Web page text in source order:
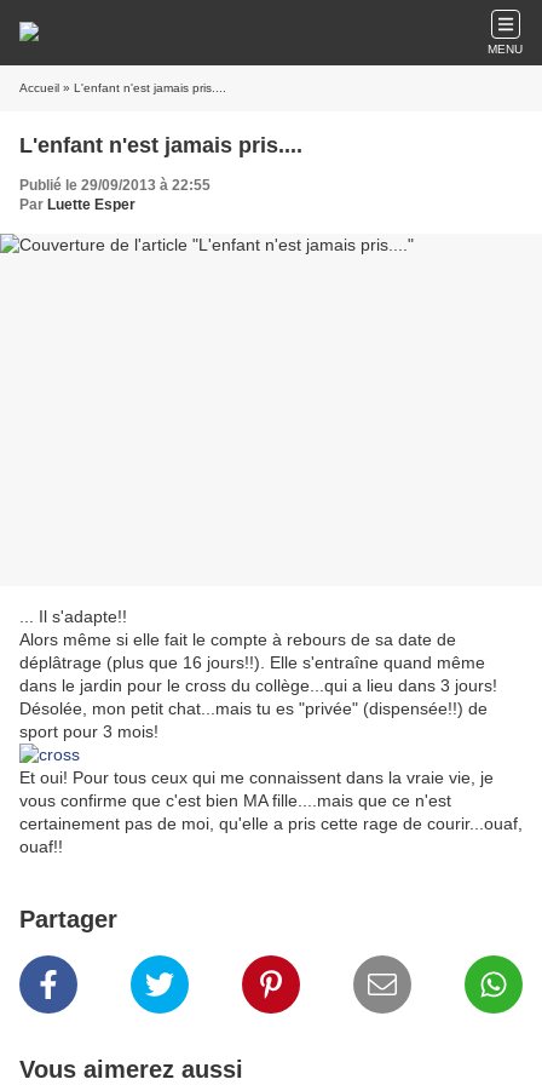
MENU
Accueil » L'enfant n'est jamais pris....
L'enfant n'est jamais pris....
Publié le 29/09/2013 à 22:55
Par Luette Esper
... Il s'adapte!!
Alors même si elle fait le compte à rebours de sa date de
déplâtrage (plus que 16 jours!!). Elle s'entraîne quand même
dans le jardin pour le cross du collège...qui a lieu dans 3 jours!
Désolée, mon petit chat...mais tu es "privée" (dispensée!!) de
sport pour 3 mois!
Et oui! Pour tous ceux qui me connaissent dans la vraie vie, je
vous confirme que c'est bien MA fille....mais que ce n'est
certainement pas de moi, qu'elle a pris cette rage de courir...ouaf,
ouaf!!
Partager
Vous aimerez aussi